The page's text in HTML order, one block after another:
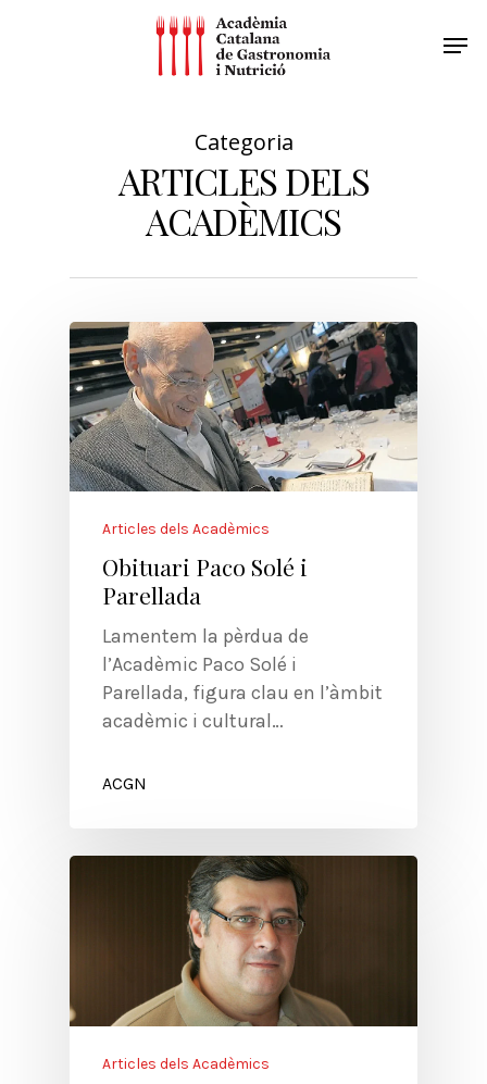
Categoria
ARTICLES DELS
ACADÈMICS
Articles dels Acadèmics
Obituari Paco Solé i
Parellada
Lamentem la pèrdua de
l’Acadèmic Paco Solé i
Parellada, figura clau en l’àmbit
acadèmic i cultural…
ACGN
Articles dels Acadèmics